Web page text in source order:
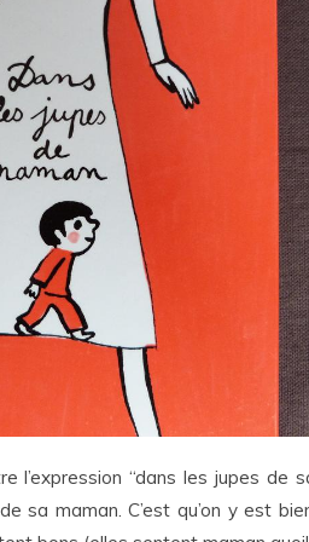
l’expression “dans les jupes de
sa maman. C’est qu’on y est